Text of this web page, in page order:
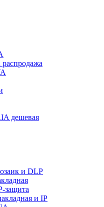
дешевая
и DLP
защита
и IP